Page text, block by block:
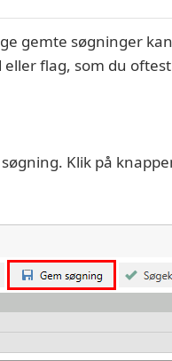
gemte søgninger
flag, som du
Klik på